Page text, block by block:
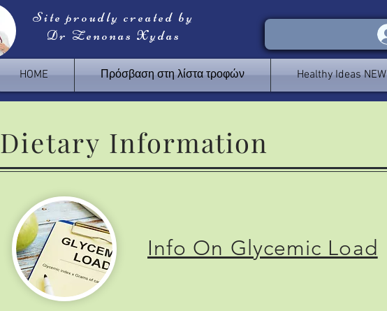
Site proudly created by
Dr Zenonas Xydas
HOME Πρόσβαση στη λίστα τροφών Healthy Ideas NEW
Dietary Information
Info On Glycemic Load